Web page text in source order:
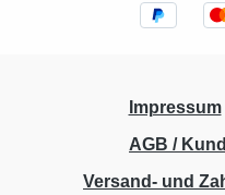
Impressum
AGB /
Versand- und